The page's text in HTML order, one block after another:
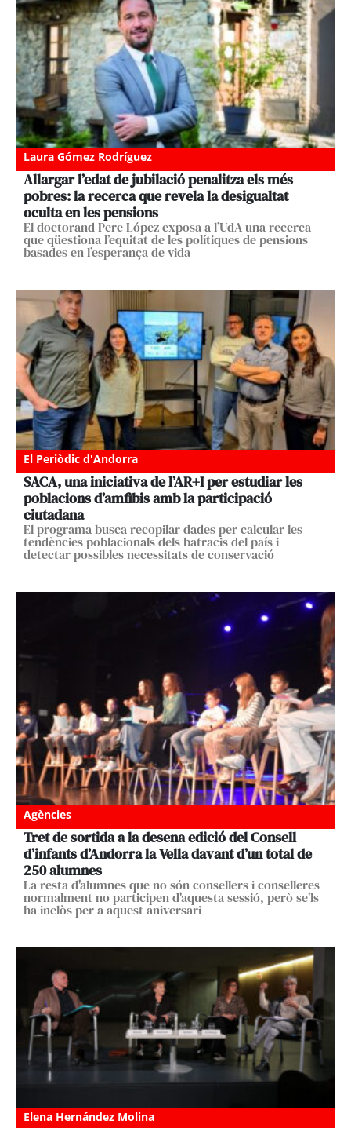
Laura Gómez Rodríguez
Allargar l’edat de jubilació penalitza els més
pobres: la recerca que revela la desigualtat
oculta en les pensions
El doctorand Pere López exposa a l’UdA una recerca
que qüestiona l’equitat de les polítiques de pensions
basades en l’esperança de vida
El Periòdic d'Andorra
SACA, una iniciativa de l’AR+I per estudiar les
poblacions d’amfibis amb la participació
ciutadana
El programa busca recopilar dades per calcular les
tendències poblacionals dels batracis del país i
detectar possibles necessitats de conservació
Agències
Tret de sortida a la desena edició del Consell
d’infants d’Andorra la Vella davant d’un total de
250 alumnes
La resta d'alumnes que no són consellers i conselleres
normalment no participen d'aquesta sessió, però se'ls
ha inclòs per a aquest aniversari
Elena Hernández Molina